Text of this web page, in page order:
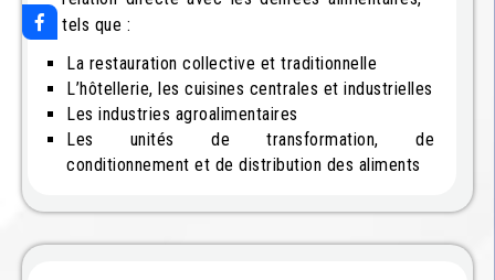
tels que :
La restauration collective et traditionnelle
L’hôtellerie, les cuisines centrales et industrielles
Les industries agroalimentaires
Les unités de transformation, de
conditionnement et de distribution des aliments